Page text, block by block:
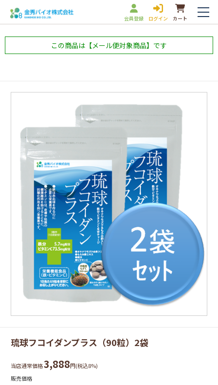
会員登録 ログイン カート
この商品は【メール便対象商品】です
琉球フコイダンプラス（90粒）2袋
当店通常価格3,888円(税込8%)
販売価格